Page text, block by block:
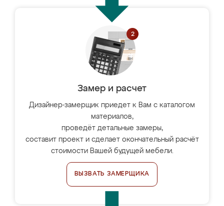
Замер и расчет
Дизайнер-замерщик приедет к Вам с каталогом
материалов,
проведёт детальные замеры,
составит проект и сделает окончательный расчёт
стоимости Вашей будущей мебели.
ВЫЗВАТЬ ЗАМЕРЩИКА